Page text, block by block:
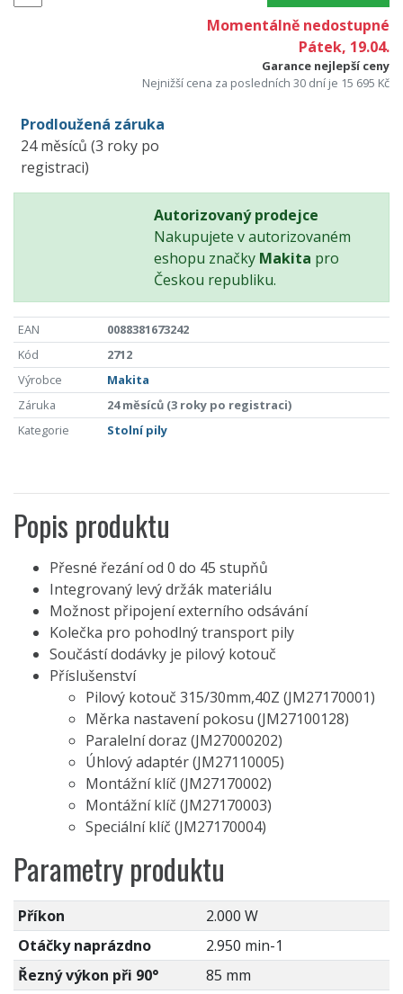
Momentálně nedostupné
Pátek, 19.04.
Garance nejlepší ceny
Nejnižší cena za posledních 30 dní je 15 695 Kč
Prodloužená záruka
24 měsíců (3 roky po
registraci)
Autorizovaný prodejce
Nakupujete v autorizovaném
eshopu značky Makita pro
Českou republiku.
EAN
0088381673242
Kód
2712
Výrobce
Makita
Záruka
24 měsíců (3 roky po registraci)
Kategorie
Stolní pily
Popis produktu
Přesné řezání od 0 do 45 stupňů
Integrovaný levý držák materiálu
Možnost připojení externího odsávání
Kolečka pro pohodlný transport pily
Součástí dodávky je pilový kotouč
Příslušenství
Pilový kotouč 315/30mm,40Z (JM27170001)
Měrka nastavení pokosu (JM27100128)
Paralelní doraz (JM27000202)
Úhlový adaptér (JM27110005)
Montážní klíč (JM27170002)
Montážní klíč (JM27170003)
Speciální klíč (JM27170004)
Parametry produktu
Příkon
2.000 W
Otáčky naprázdno
2.950 min-1
Řezný výkon při 90°
85 mm